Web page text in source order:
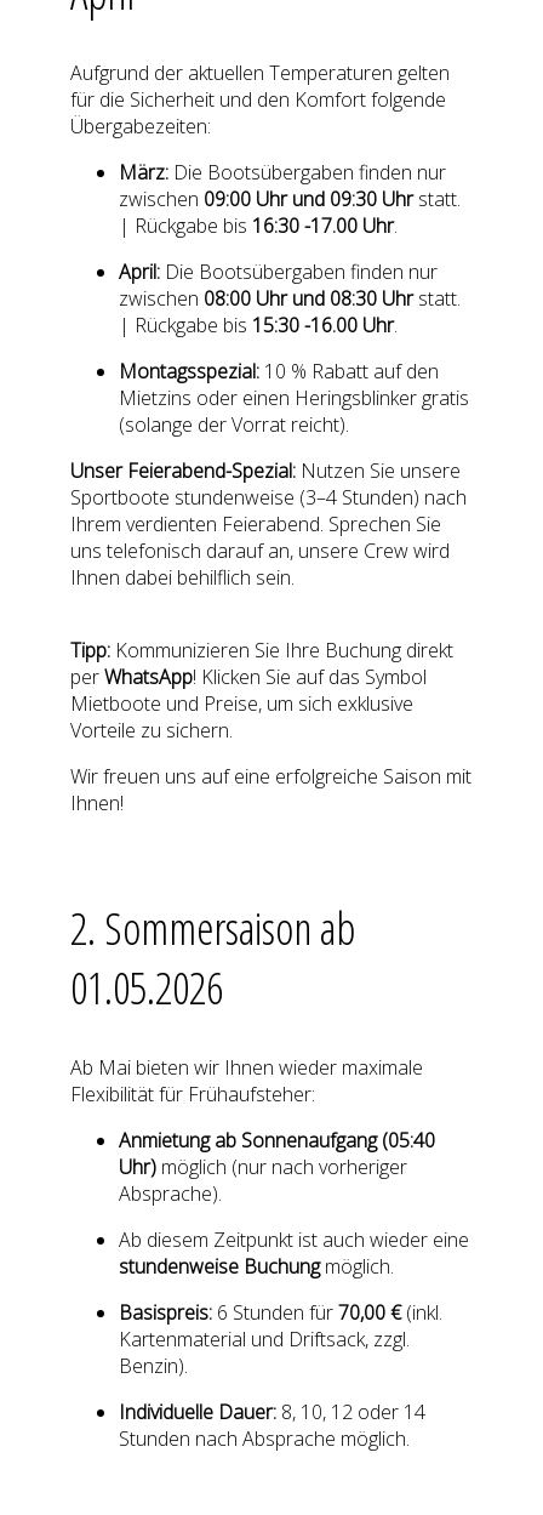
Aufgrund der aktuellen Temperaturen gelten
für die Sicherheit und den Komfort folgende
Übergabezeiten:
März: Die Bootsübergaben finden nur
zwischen 09:00 Uhr und 09:30 Uhrstatt.
| Rückgabe bis 16:30 -17.00 Uhr.
April: Die Bootsübergaben finden nur
zwischen 08:00 Uhr und 08:30 Uhrstatt.
| Rückgabe bis 15:30 -16.00 Uhr.
Montagsspezial: 10 % Rabatt auf den
Mietzins oder einen Heringsblinker gratis
(solange der Vorrat reicht).
Unser Feierabend-Spezial: Nutzen Sie unsere
Sportboote stundenweise (3–4 Stunden) nach
Ihrem verdienten Feierabend. Sprechen Sie
uns telefonisch darauf an, unsere Crew wird
Ihnen dabei behilflich sein.
Tipp: Kommunizieren Sie Ihre Buchung direkt
perWhatsApp! Klicken Sie auf das Symbol
Mietboote und Preise, um sich exklusive
Vorteile zu sichern.
Wir freuen uns auf eine erfolgreiche Saison mit
Ihnen!
2. Sommersaison ab
01.05.2026
Ab Mai bieten wir Ihnen wieder maximale
Flexibilität für Frühaufsteher:
Anmietung ab Sonnenaufgang (05:40
Uhr) möglich (nur nach vorheriger
Absprache).
stundenweise Buchungmöglich.
Basispreis: 6 Stunden für70,00 €(inkl.
Kartenmaterial und Driftsack, zzgl.
Benzin).
Individuelle Dauer: 8, 10, 12 oder 14
Stunden nach Absprache möglich.